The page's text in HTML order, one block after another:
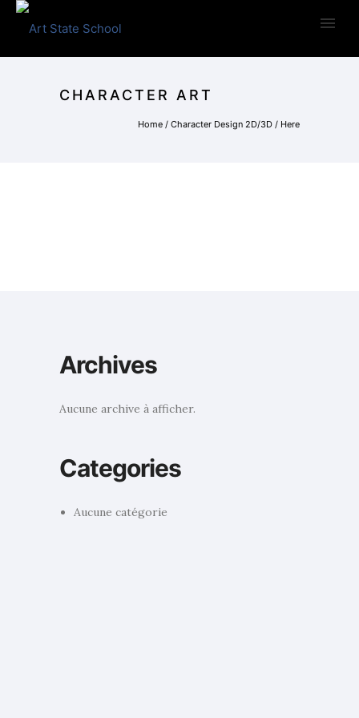
CHARACTER ART
Home / Character Design 2D/3D / Here
Archives
Aucune archive à afficher.
Categories
Aucune catégorie